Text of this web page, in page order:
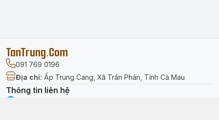
TanTrung.Com
091 769 0196
Địa chỉ: Ấp Trung Cang, Xã Trần Phán, Tỉnh Cà Mau
Thông tin liên hệ